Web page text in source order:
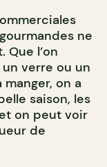
ne
Que l’on
verre ou un
on a
saison, les
on peut voir
de